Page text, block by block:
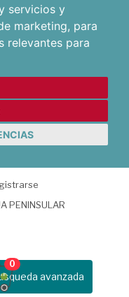
servicios y
marketing, para
relevantes para
PENINSULAR
avanzada
0